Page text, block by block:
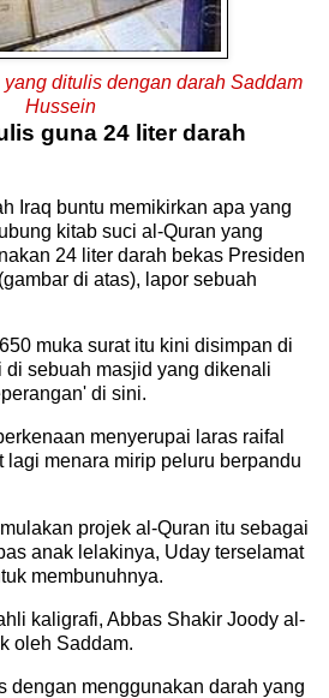
ditulis dengan darah Saddam
Hussein
guna 24 liter darah
Iraq buntu memikirkan apa yang
kitab suci al-Quran yang
24 liter darah bekas Presiden
di atas), lapor sebuah
muka surat itu kini disimpan di
di sebuah masjid yang dikenali
di sini.
menyerupai laras raifal
lagi menara mirip peluru berpandu
projek al-Quran itu sebagai
anak lelakinya, Uday terselamat
membunuhnya.
kaligrafi, Abbas Shakir Joody al-
oleh Saddam.
dengan menggunakan darah yang